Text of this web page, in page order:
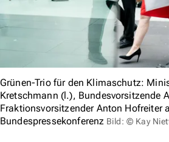
Grünen-Trio für den Klimaschutz:
Kretschmann (l.), Bundesvorsitzende
Fraktionsvorsitzender Anton Hofreiter
Bundespressekonferenz Bild: © Kay